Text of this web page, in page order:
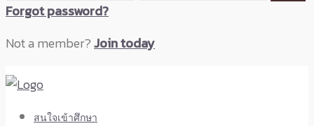
Forgot password?
Not a member?Join today
สนใจเข้าศึกษา